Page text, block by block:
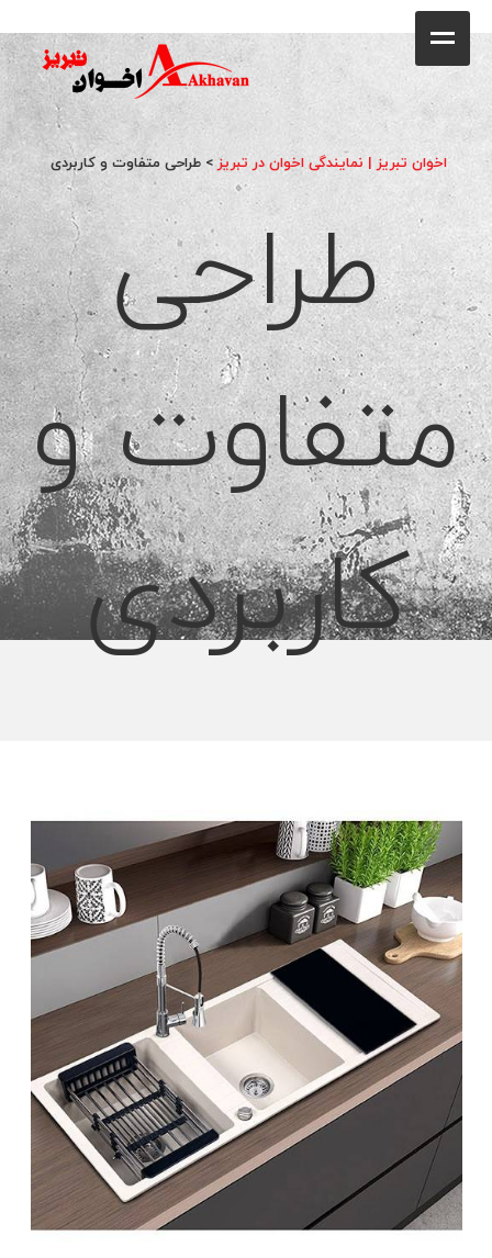
فروشگاه
محصولات
جشنواره فروش ویژه
کاتالوگ
گالری
وبلاگ
تماس با ما
اخوان تبریز | نمایندگی اخوان در تبریز> طراحی متفاوت و کاربردی
طراحی
متفاوت و
کاربردی